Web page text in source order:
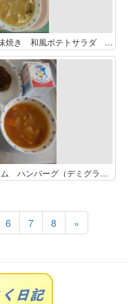
5月13日 ご飯 牛乳 さばの柚子風味焼き 和風ポテトサラダ きのこと油揚げの味噌汁
５月14日 食パン 牛乳 みかんジャム ハンバーグ（デミグラスソース） かぼちゃのサラダ ミネストローネ（大豆入り）
6 7 8 »